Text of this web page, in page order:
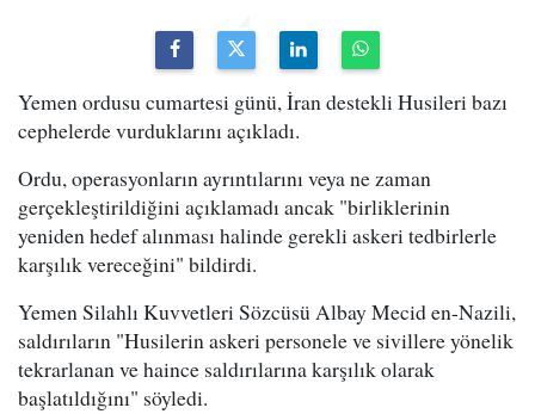
Yemen ordusu cumartesi günü, İran destekli Husileri bazı
cephelerde vurduklarını açıkladı.
Ordu, operasyonların ayrıntılarını veya ne zaman
gerçekleştirildiğini açıklamadı ancak "birliklerinin
yeniden hedef alınması halinde gerekli askeri tedbirlerle
karşılık vereceğini" bildirdi.
Yemen Silahlı Kuvvetleri Sözcüsü Albay Mecid en-Nazili,
saldırıların "Husilerin askeri personele ve sivillere yönelik
tekrarlanan ve haince saldırılarına karşılık olarak
başlatıldığını" söyledi.